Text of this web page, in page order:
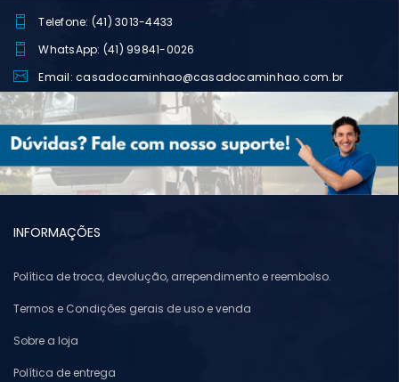
Telefone: (41) 3013-4433
WhatsApp: (41) 99841-0026
Email: casadocaminhao@casadocaminhao.com.br
INFORMAÇÕES
Política de troca, devolução, arrependimento e reembolso.
Termos e Condições gerais de uso e venda
Sobre a loja
Política de entrega